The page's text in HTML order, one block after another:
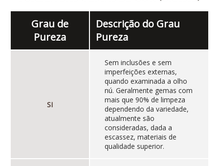
Grau de
Pureza
Descrição do Grau
Pureza
SI
Sem inclusões e sem
imperfeições externas,
quando examinada a olho
nú. Geralmente gemas com
mais que 90% de limpeza
dependendo da variedade,
atualmente são
consideradas, dada a
escassez, materiais de
qualidade superior.